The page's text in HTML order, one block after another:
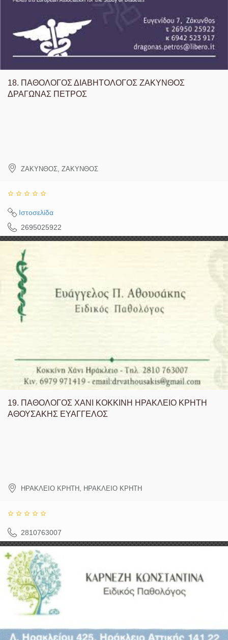
18. ΠΑΘΟΛΟΓΟΣ ΔΙΑΒΗΤΟΛΟΓΟΣ ΖΑΚΥΝΘΟΣ
ΔΡΑΓΩΝΑΣ ΠΕΤΡΟΣ
ΖΑΚΥΝΘΟΣ ΖΑΚΥΝΘΟΣ
Ιστοσελίδα
2695025922
19. ΠΑΘΟΛΟΓΟΣ ΧΑΝΙ ΚΟΚΚΙΝΗ ΗΡΑΚΛΕΙΟ ΚΡΗΤΗ
ΑΘΟΥΣΑΚΗΣ ΕΥΑΓΓΕΛΟΣ
ΗΡΑΚΛΕΙΟ ΚΡΗΤΗ , ΗΡΑΚΛΕΙΟ ΚΡΗΤΗ
2810763007